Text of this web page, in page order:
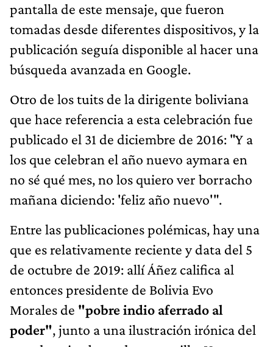
pantalla de este mensaje, que fueron
tomadas desde diferentes dispositivos, y la
publicación seguía disponible al hacer una
búsqueda avanzada en Google.
Otro de los tuits de la dirigente boliviana
que hace referencia a esta celebración fue
publicado el 31 de diciembre de 2016: "Y a
los que celebran el año nuevo aymara en
no sé qué mes, no los quiero ver borracho
mañana diciendo: 'feliz año nuevo'".
Entre las publicaciones polémicas, hay una
que es relativamente reciente y data del 5
de octubre de 2019: allí Áñez califica al
entonces presidente de Bolivia Evo
Morales de "pobre indio aferrado al
poder", junto a una ilustración irónica del